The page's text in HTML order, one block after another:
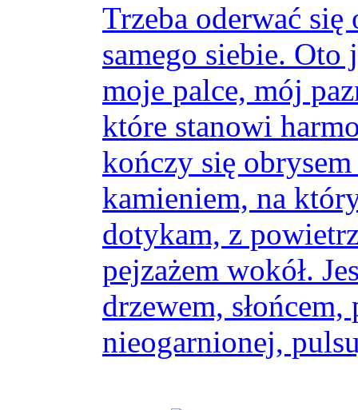
Trzeba oderwać
samego siebie. Oto
moje palce, mój
które stanowi
kończy się
kamieniem, na
dotykam, z
pejzażem wokół.
drzewem,
nieogarnionej,